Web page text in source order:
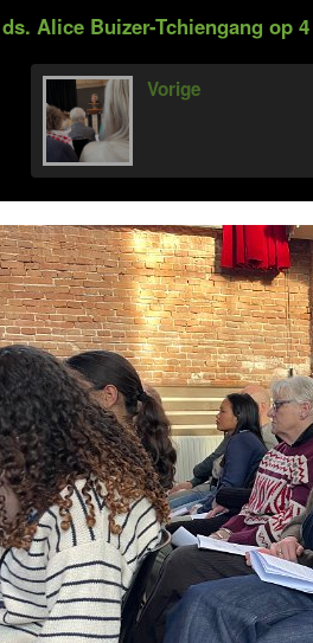
Alice Buizer-Tchiengang op
Vorige